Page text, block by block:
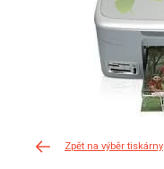
Zpět na výběr tiskárny